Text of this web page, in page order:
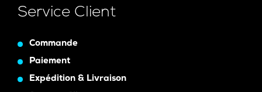
Service Client
Commande
Paiement
Expédition & Livraison